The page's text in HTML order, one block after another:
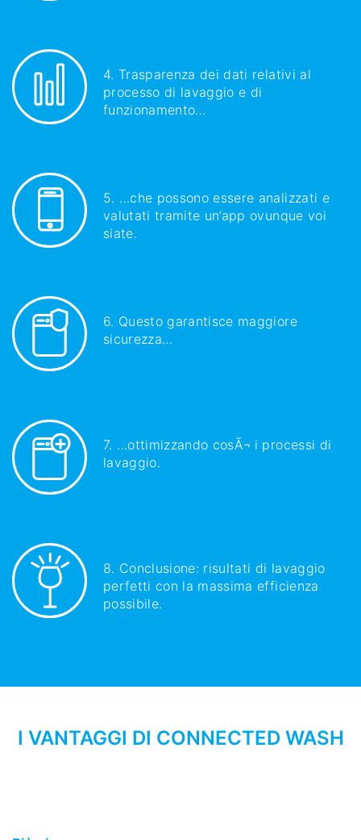
4. Trasparenza dei dati relativi al
processo di lavaggio e di
funzionamento…
5. …che possono essere analizzati e
valutati tramite un’app ovunque voi
siate.
6. Questo garantisce maggiore
sicurezza…
7. …ottimizzando cosÃ¬ i processi di
lavaggio.
8. Conclusione: risultati di lavaggio
perfetti con la massima efficienza
possibile.
I VANTAGGI DI CONNECTED WASH